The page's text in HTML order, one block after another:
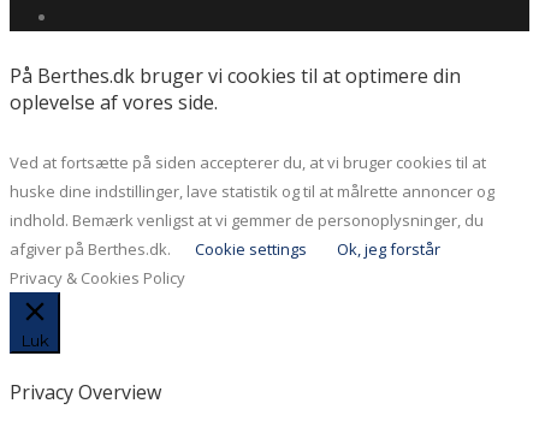
På Berthes.dk bruger vi cookies til at optimere din
oplevelse af vores side.
Ved at fortsætte på siden accepterer du, at vi bruger cookies til at
huske dine indstillinger, lave statistik og til at målrette annoncer og
indhold. Bemærk venligst at vi gemmer de personoplysninger, du
afgiver på Berthes.dk.
Cookie settings
Ok, jeg forstår
Privacy & Cookies Policy
Luk
Privacy Overview